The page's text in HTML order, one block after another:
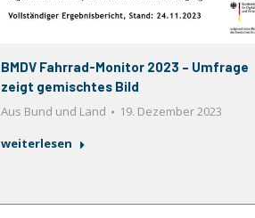
BMDV Fahrrad-Monitor 2023 – Umfrage
zeigt gemischtes Bild
Aus Bund und Land
19. Dezember 2023
weiterlesen